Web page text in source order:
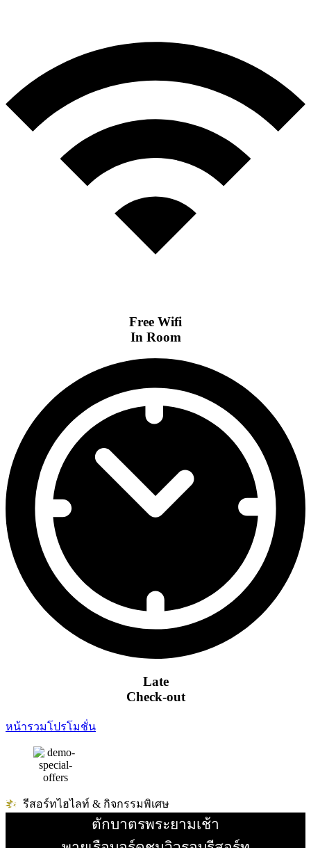
Free Wifi
In Room
Late
Check-out
หน้ารวมโปรโมชั่น
รีสอร์ทไฮไลท์ & กิจกรรมพิเศษ
ตักบาตรพระยามเช้า
อ่านเพิ่ม